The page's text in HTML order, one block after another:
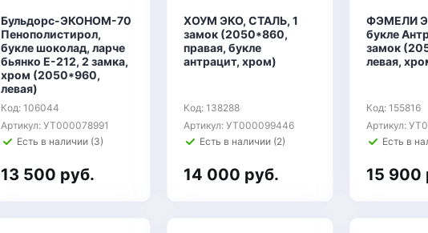
Бульдорс-ЭКОНОМ-70
Пенополистирол,
букле шоколад, ларче
бьянко Е-212, 2 замка,
хром (2050*960,
левая)
Код: 106044
Артикул: УТ000078991
Есть в наличии (3)
13 500 руб.
ХОУМ ЭКО, СТАЛЬ, 1
замок (2050*860,
правая, букле
антрацит, хром)
Код: 138288
Артикул: УТ000099446
Есть в наличии (2)
14 000 руб.
ФЭМЕЛИ
букле
замок
левая,
Код: 155816
Артикул:
Есть в
15 900